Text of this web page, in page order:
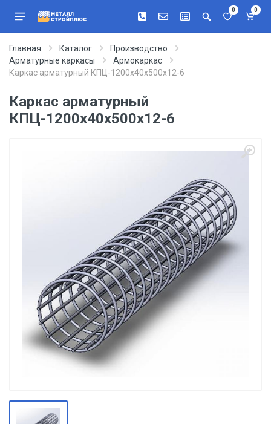
0 0
Главная Каталог
Производство
Арматурные каркасы
Армокаркас
Каркас арматурный КПЦ-1200х40х500х12-6
Каркас арматурный
КПЦ-1200х40х500х12-6